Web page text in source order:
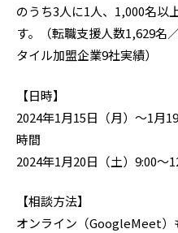
のうち3人に1人、1,000名以
す。（転職支援人数1,629名
タイル加盟企業9社実績）
【日時】
2024年1月15日（月）～1月
時間
2024年1月20日（土）9:00～
【相談方法】
オンライン（GoogleMeet）